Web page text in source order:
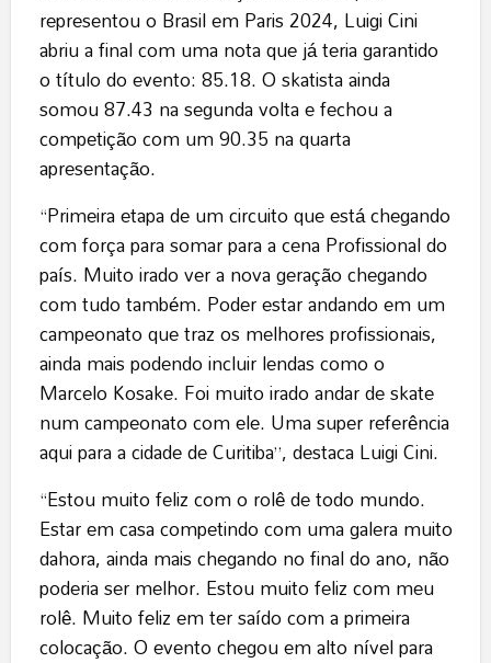
representou o Brasil em Paris 2024, Luigi Cini
abriu a final com uma nota que já teria garantido
o título do evento: 85.18. O skatista ainda
somou 87.43 na segunda volta e fechou a
competição com um 90.35 na quarta
apresentação.
“Primeira etapa de um circuito que está chegando
com força para somar para a cena Profissional do
país. Muito irado ver a nova geração chegando
com tudo também. Poder estar andando em um
campeonato que traz os melhores profissionais,
ainda mais podendo incluir lendas como o
Marcelo Kosake. Foi muito irado andar de skate
num campeonato com ele. Uma super referência
aqui para a cidade de Curitiba”, destaca Luigi Cini.
“Estou muito feliz com o rolê de todo mundo.
Estar em casa competindo com uma galera muito
dahora, ainda mais chegando no final do ano, não
poderia ser melhor. Estou muito feliz com meu
rolê. Muito feliz em ter saído com a primeira
colocação. O evento chegou em alto nível para